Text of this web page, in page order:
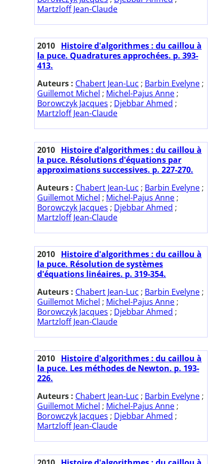
Martzloff Jean-Claude
2010 Histoire d'algorithmes : du caillou à
la puce. Quadratures approchées. p. 393-
413.
Auteurs : Chabert Jean-Luc ; Barbin Evelyne ;
Guillemot Michel ; Michel-Pajus Anne ;
Borowczyk Jacques ; Djebbar Ahmed ;
Martzloff Jean-Claude
2010 Histoire d'algorithmes : du caillou à
la puce. Résolutions d'équations par
approximations successives. p. 227-270.
Auteurs : Chabert Jean-Luc ; Barbin Evelyne ;
Guillemot Michel ; Michel-Pajus Anne ;
Borowczyk Jacques ; Djebbar Ahmed ;
Martzloff Jean-Claude
2010 Histoire d'algorithmes : du caillou à
la puce. Résolution de systèmes
d'équations linéaires. p. 319-354.
Auteurs : Chabert Jean-Luc ; Barbin Evelyne ;
Guillemot Michel ; Michel-Pajus Anne ;
Borowczyk Jacques ; Djebbar Ahmed ;
Martzloff Jean-Claude
2010 Histoire d'algorithmes : du caillou à
la puce. Les méthodes de Newton. p. 193-
226.
Auteurs : Chabert Jean-Luc ; Barbin Evelyne ;
Guillemot Michel ; Michel-Pajus Anne ;
Borowczyk Jacques ; Djebbar Ahmed ;
Martzloff Jean-Claude